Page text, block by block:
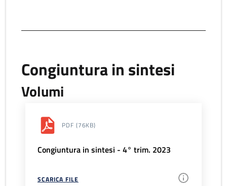
Congiuntura in sintesi
Volumi
PDF (76KB)
Congiuntura in sintesi - 4° trim. 2023
SCARICA FILE